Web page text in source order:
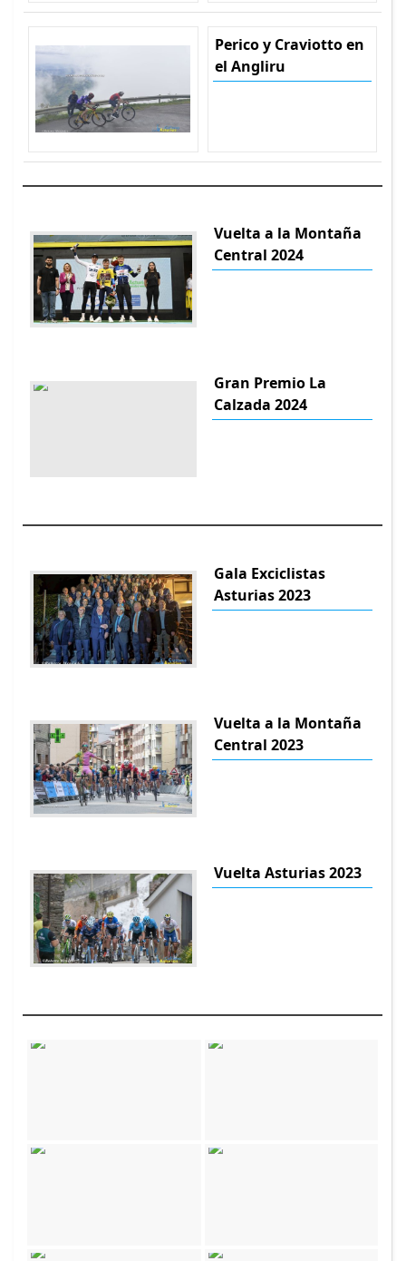
Perico y Craviotto en
el Angliru
Vuelta a la Montaña
Central 2024
Gran Premio La
Calzada 2024
Gala Exciclistas
Asturias 2023
Vuelta a la Montaña
Central 2023
Vuelta Asturias 2023